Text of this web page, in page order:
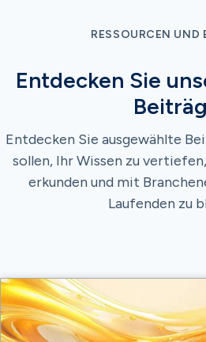
RESSOURCEN UND
Entdecken Sie
Entdecken Sie ausgewählte
sollen, Ihr Wissen zu
erkunden und mit
Laufenden zu